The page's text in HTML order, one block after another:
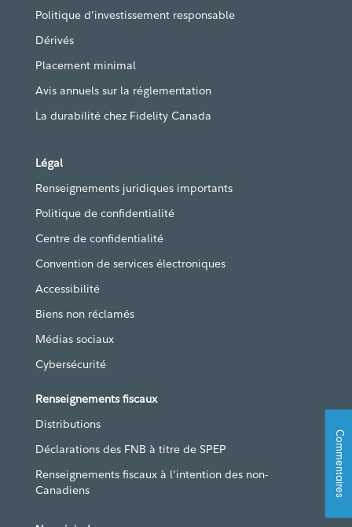
Politique d’investissement responsable
Dérivés
Placement minimal
Avis annuels sur la réglementation
La durabilité chez Fidelity Canada
Légal
Renseignements juridiques importants
Politique de confidentialité
Centre de confidentialité
Convention de services électroniques
Accessibilité
Biens non réclamés
Médias sociaux
Cybersécurité
Renseignements fiscaux
Distributions
Déclarations des FNB à titre de SPEP
Renseignements fiscaux à l’intention des non-
Canadiens
Commentaires